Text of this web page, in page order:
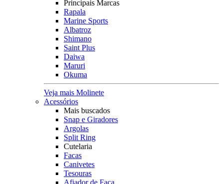
Principais Marcas
Rapala
Marine Sports
Albatroz
Shimano
Saint Plus
Daiwa
Maruri
Okuma
Veja mais Molinete
Acessórios
Mais buscados
Snap e Giradores
Argolas
Split Ring
Cutelaria
Facas
Canivetes
Tesouras
Afiador de Faca